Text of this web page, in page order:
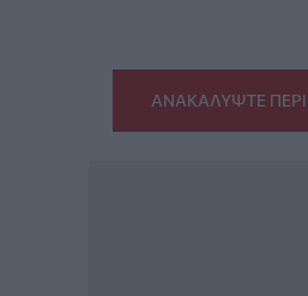
ΑΝΑΚΑΛΥΨΤΕ